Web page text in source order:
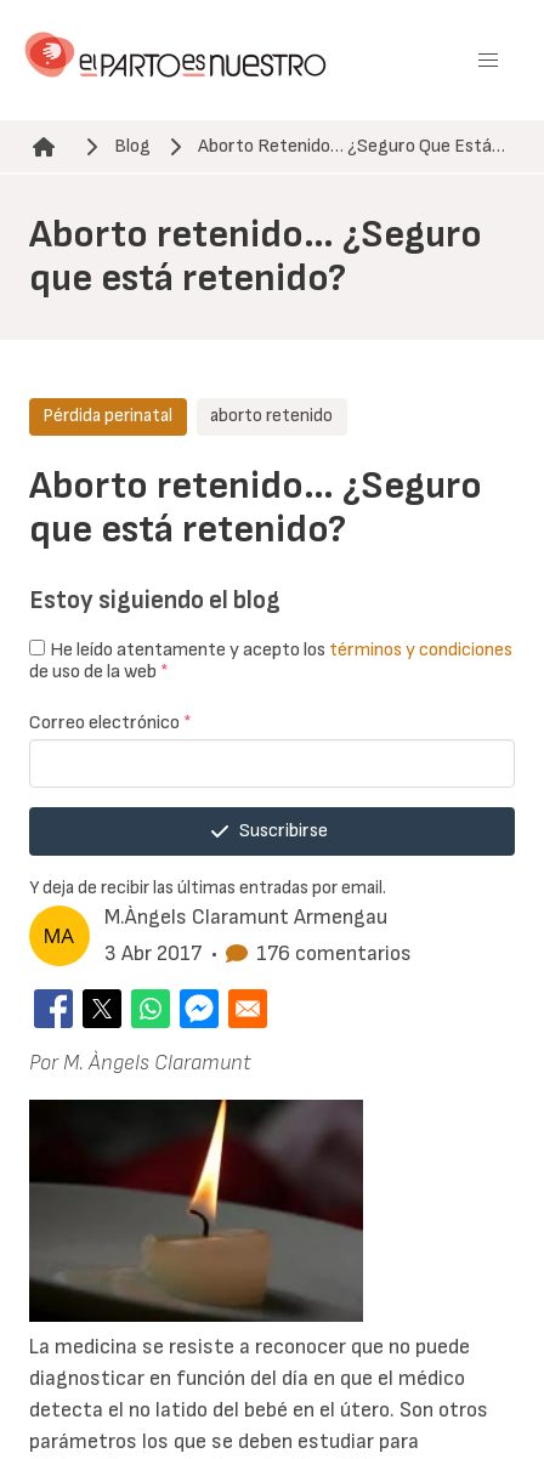
contenido
Ruta de navegación
Blog Aborto Retenido… ¿Seguro Que Está…
Aborto retenido… ¿Seguro
que está retenido?
M.Àngels Claramunt Armengau
3 Abr 2017 • 176 comentarios
Aborto retenido… ¿Seguro
que está retenido?
Pérdida perinatal aborto retenido
Por M. Àngels Claramunt
La medicina se resiste a reconocer que no puede
diagnosticar en función del día en que el médico
detecta el no latido del bebé en el útero. Son otros
parámetros los que se deben estudiar para
Estoy siguiendo el blog
He leído atentamente y acepto los términos y condiciones
de uso de la web *
Correo electrónico *
Suscribirse
Y deja de recibir las últimas entradas por email.